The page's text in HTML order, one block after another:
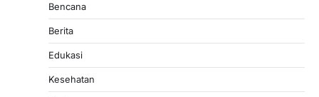
Bencana
Berita
Edukasi
Kesehatan